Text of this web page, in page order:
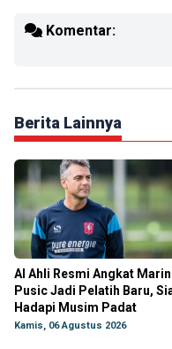
Komentar:
Berita Lainnya
Al Ahli Resmi Angkat
Pusic Jadi Pelatih Baru,
Hadapi Musim Padat
Kamis, 06 Agustus 2026